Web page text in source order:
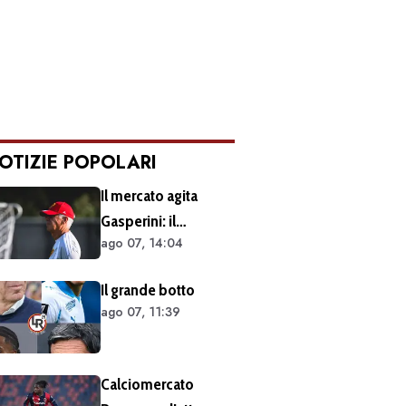
POPOLARI
Il mercato agita
Gasperini: il
retroscena dietro al
Ecco cosa è emerso
dal meeting con la
ago 07, 14:04
Il grande botto
ago 07, 11:39
Calciomercato